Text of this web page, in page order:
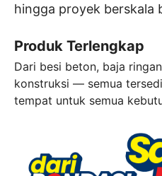
hingga proyek berskala
Produk Terlengkap
Dari besi beton, baja
konstruksi — semua
tempat untuk semua